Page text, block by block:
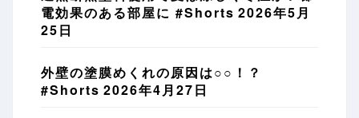
電効果のある部屋に #Shorts 2026年5月
25日
外壁の塗膜めくれの原因は○○！？
#Shorts 2026年4月27日